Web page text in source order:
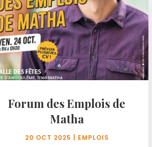
Forum des Emplois de
Matha
20 OCT 2025 EMPLOIS